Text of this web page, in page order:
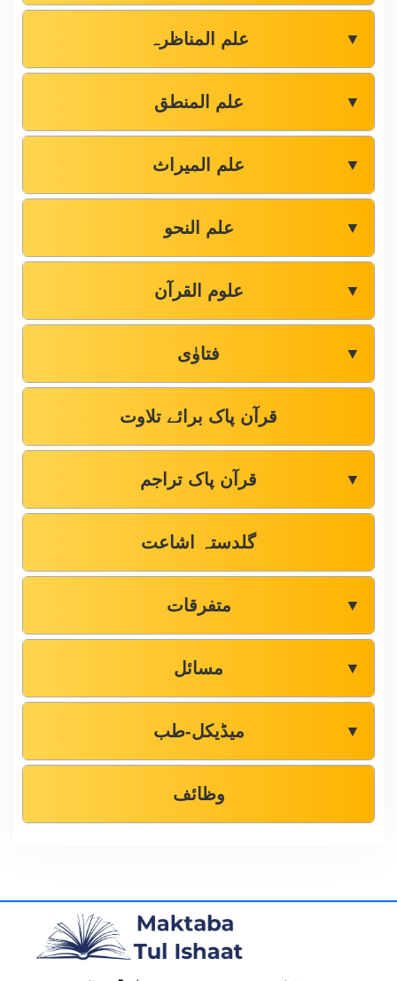
علم المناظرہ ▼
علم المنطق ▼
علم المیراث ▼
علم النحو ▼
علوم القرآن ▼
فتاوٰی ▼
قرآن پاک برائے تلاوت
قرآن پاک تراجم ▼
گلدستہ اشاعت
متفرقات ▼
مسائل ▼
میڈیکل-طب ▼
وظائف